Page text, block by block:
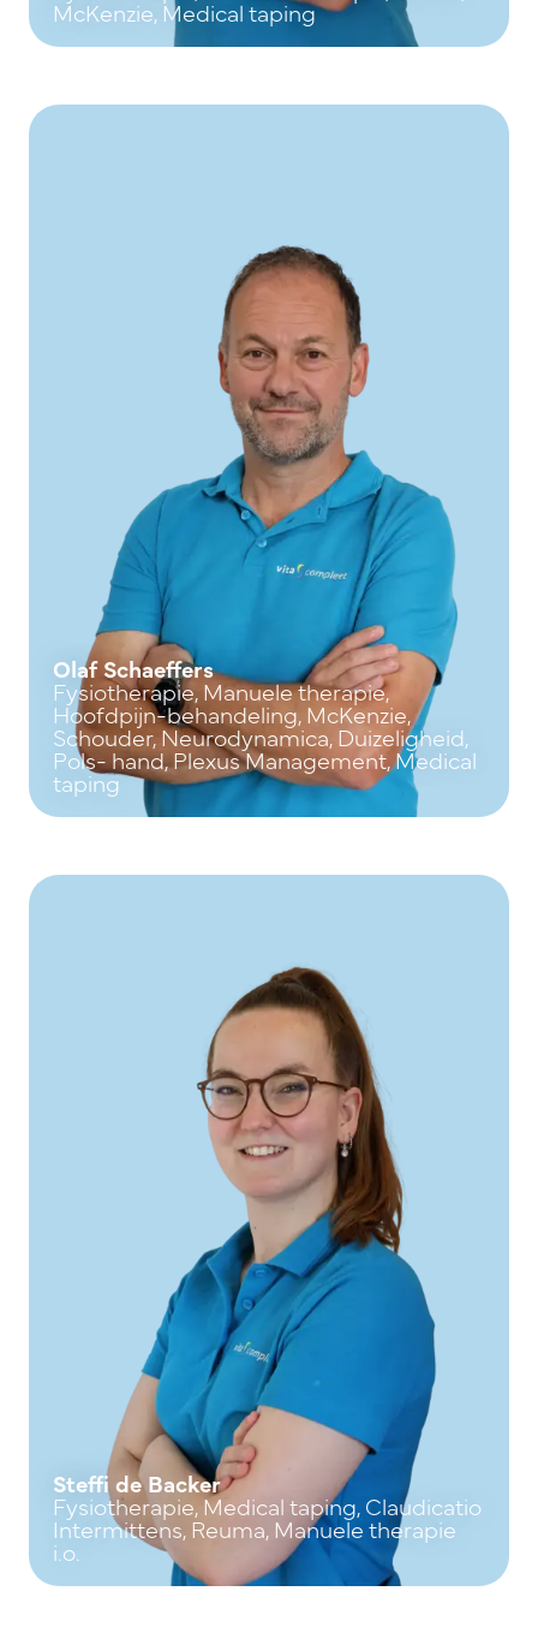
McKenzie, Medical taping
Olaf Schaeffers
Fysiotherapie, Manuele therapie,
Hoofdpijn-behandeling, McKenzie,
Schouder, Neurodynamica, Duizeligheid,
Pols- hand, Plexus Management, Medical
taping
Steffi de Backer
Fysiotherapie, Medical taping, Claudicatio
Intermittens, Reuma, Manuele therapie
i.o.